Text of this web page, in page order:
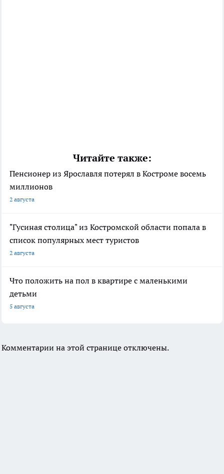
Читайте также:
Пенсионер из Ярославля потерял в Костроме восемь
миллионов
2 августа
"Гусиная столица" из Костромской области попала в
список популярных мест туристов
2 августа
Что положить на пол в квартире с маленькими
детьми
5 августа
Комментарии на этой странице отключены.